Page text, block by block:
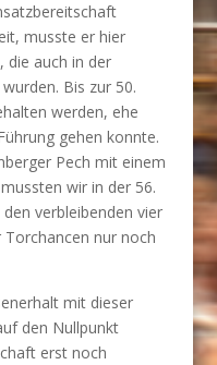
musste er hier
die auch in der
Bis zur 50.
werden, ehe
gehen konnte.
Pech mit einem
wir in der 56.
verbleibenden vier
nur noch
mit dieser
den Nullpunkt
erst noch